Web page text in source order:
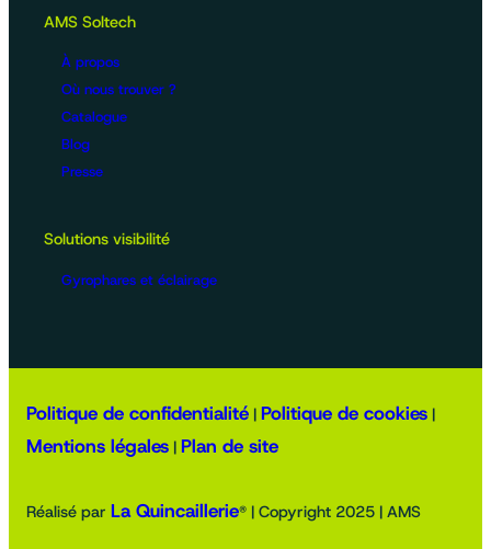
AMS Soltech
À propos
Où nous trouver ?
Catalogue
Blog
Presse
Solutions visibilité
Gyrophares et éclairage
Politique de confidentialité | Politique de cookies |
Mentions légales | Plan de site
Réalisé par La Quincaillerie® | Copyright 2025 | AMS